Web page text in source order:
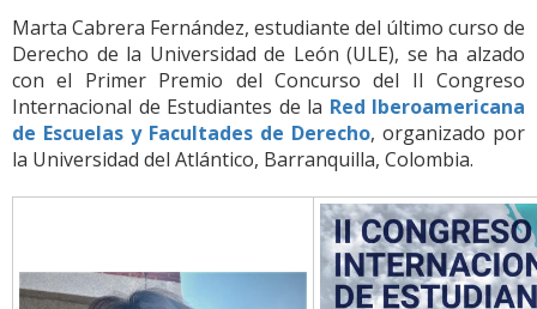
Marta Cabrera Fernández, estudiante del último curso de
Derecho de la Universidad de León (ULE), se ha alzado
con el Primer Premio del Concurso del II Congreso
Internacional de Estudiantes de la Red Iberoamericana
de Escuelas y Facultades de Derecho, organizado por
la Universidad del Atlántico, Barranquilla, Colombia.